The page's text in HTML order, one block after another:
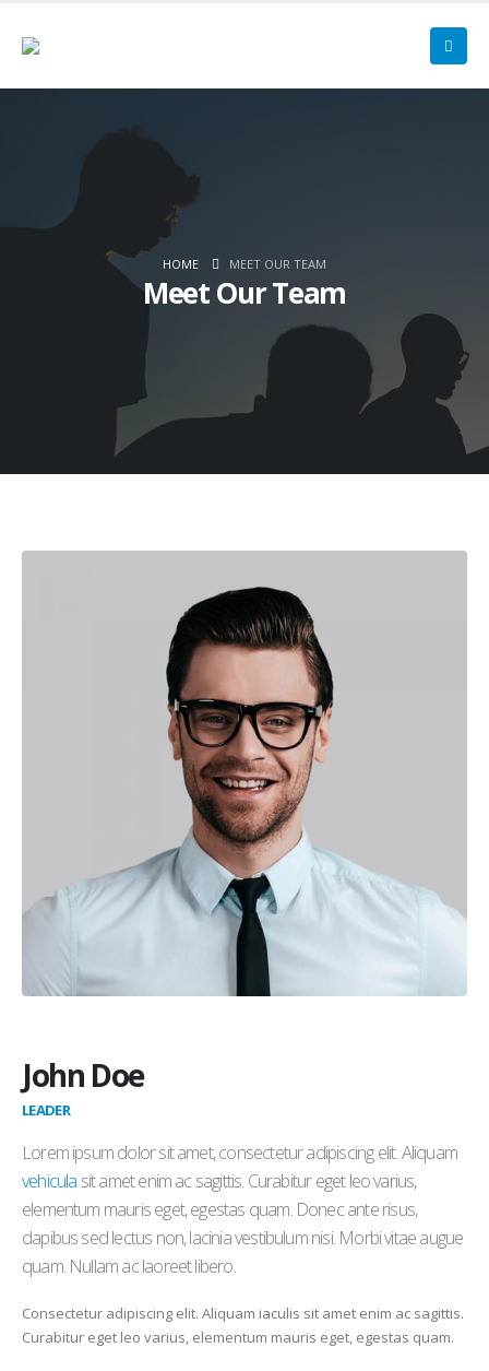
HOME MEET OUR TEAM
Meet Our Team
John Doe
LEADER
Lorem ipsum dolor sit amet, consectetur adipiscing elit. Aliquam
vehicula sit amet enim ac sagittis. Curabitur eget leo varius,
elementum mauris eget, egestas quam. Donec ante risus,
dapibus sed lectus non, lacinia vestibulum nisi. Morbi vitae augue
quam. Nullam ac laoreet libero.
Consectetur adipiscing elit. Aliquam iaculis sit amet enim ac sagittis.
Curabitur eget leo varius, elementum mauris eget, egestas quam.